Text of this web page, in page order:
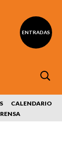
ENTRADAS
CALENDARIO